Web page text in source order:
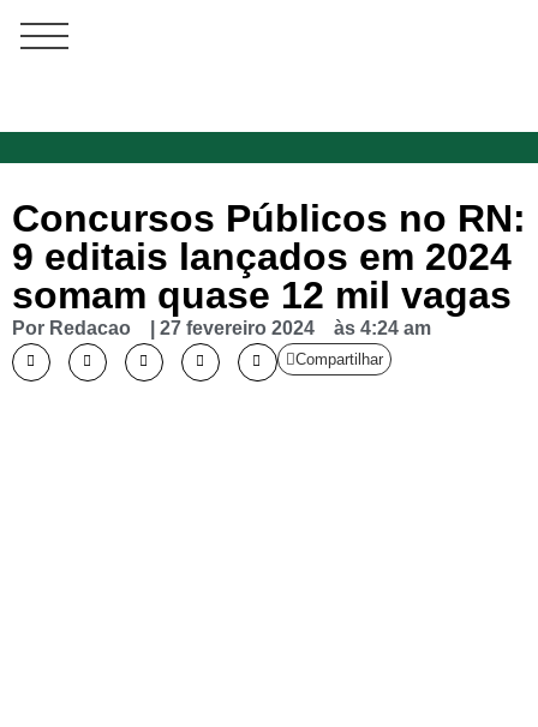
Concursos Públicos no RN:
9 editais lançados em 2024
somam quase 12 mil vagas
Por Redacao 27 fevereiro 2024 às 4:24 am
Compartilhar